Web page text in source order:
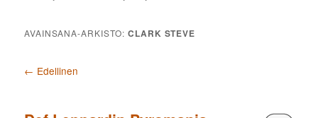
AVAINSANA-ARKISTO:CLARK STEVE
Artikkelien selaus
← Edellinen